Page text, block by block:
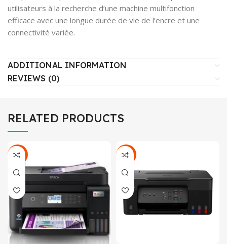
utilisateurs à la recherche d’une machine multifonction
efficace avec une longue durée de vie de l’encre et une
connectivité variée.
ADDITIONAL INFORMATION
REVIEWS (0)
RELATED PRODUCTS
-8% -23%